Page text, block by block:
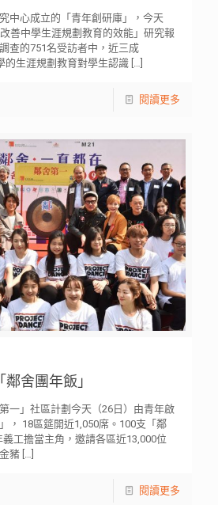
中心成立的「青年創研庫」，今天
善中學生涯規劃教育的效能」研究報
查的751名受訪者中，近三成
的生涯規劃教育對學生認識[…]
閱讀更多
舍團年飯」
一」社區計劃今天（26日）由青年啟
， 18區筵開近1,050席。100支「鄰
工擔當主角，邀請各區近13,000位
豬[…]
閱讀更多